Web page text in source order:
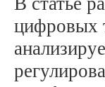
цифровых